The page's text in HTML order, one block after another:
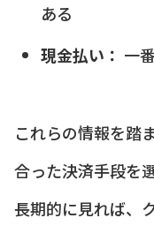
ある
現金払い： 一
これらの情報を踏
合った決済手段を
長期的に見れば、